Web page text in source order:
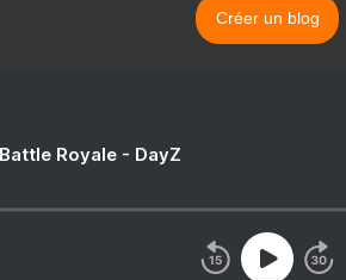
Créer un blog
Royale - DayZ